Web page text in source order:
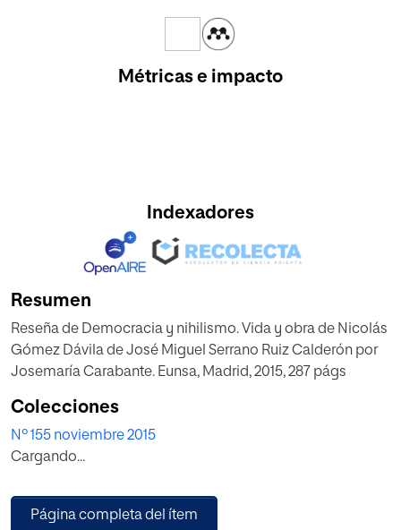
Métricas e impacto
Indexadores
Resumen
Reseña de Democracia y nihilismo. Vida y obra de Nicolás
Gómez Dávila de José Miguel Serrano Ruiz Calderón por
Josemaría Carabante. Eunsa, Madrid, 2015, 287 págs
Colecciones
Nº 155 noviembre 2015
Cargando...
Página completa del ítem